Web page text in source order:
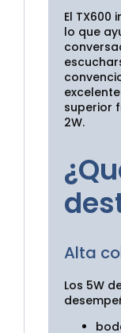
El
lo que
superior
2W.
Alta
Los 5W